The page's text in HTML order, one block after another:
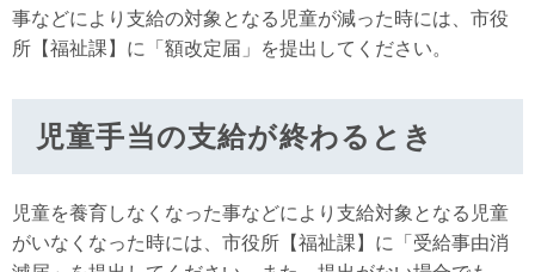
事などにより支給の対象となる児童が減った時には、市役
所【福祉課】に「額改定届」を提出してください。
児童手当の支給が終わるとき
児童を養育しなくなった事などにより支給対象となる児童
がいなくなった時には、市役所【福祉課】に「受給事由消